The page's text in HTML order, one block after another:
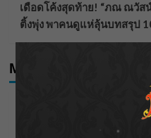
เดือดโค้งสุดท้าย! “ภณ ณวัสน์
ติ้งพุ่ง พาคนดูแห่ลุ้นบทสรุป
Meta